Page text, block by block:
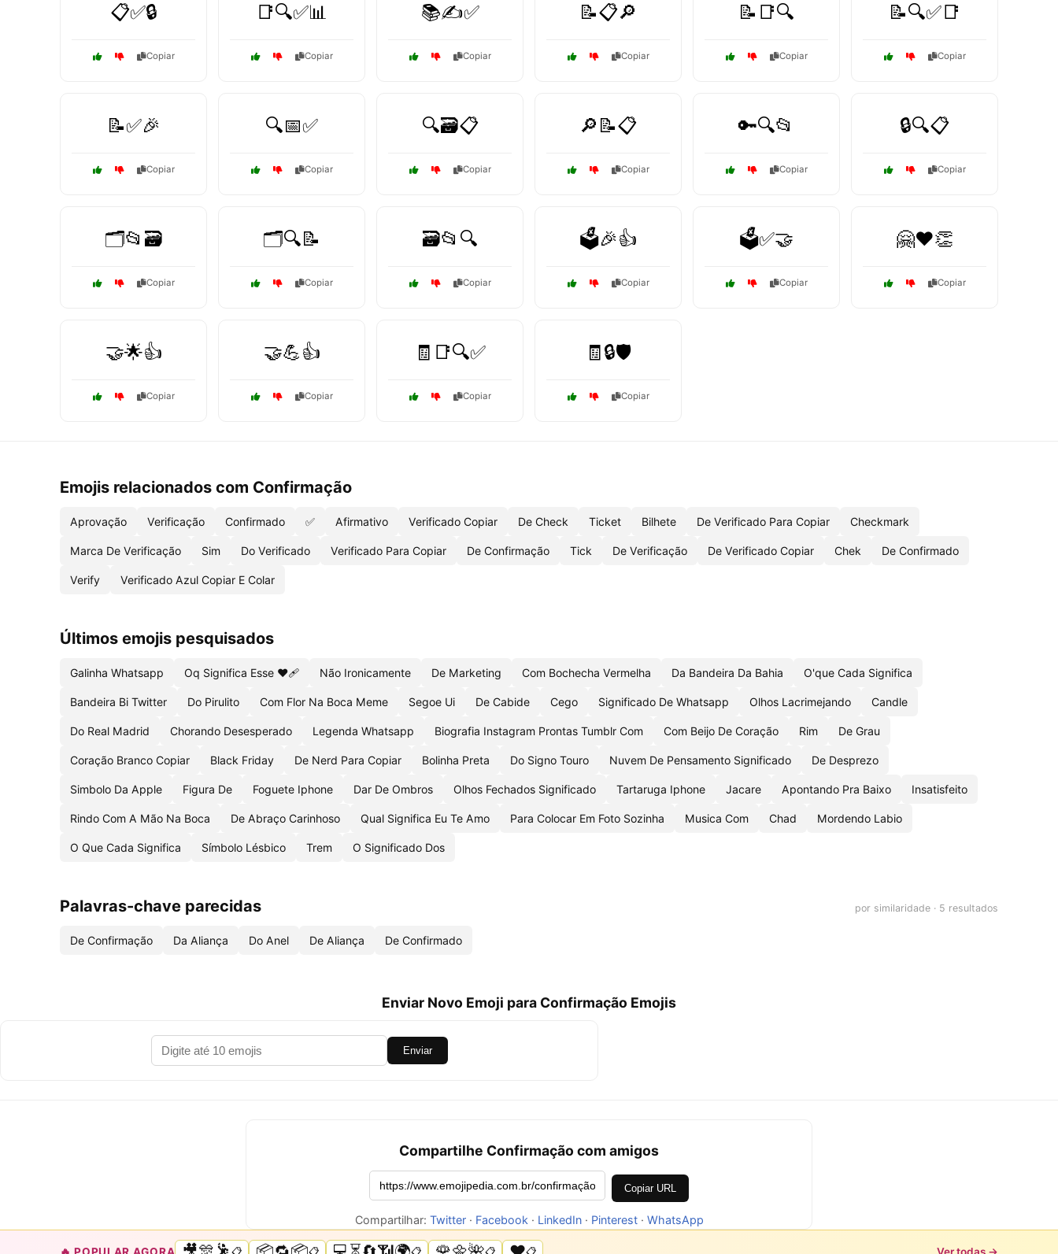
📋✅🔒
Copiar
📑🔍✅📊
Copiar
📚✍️✅
Copiar
📝📋🔎
Copiar
📝📑🔍
Copiar
📝🔍✅📑
Copiar
📝✅🎉
Copiar
🔍📅✅
Copiar
🔍🗃️📋
Copiar
🔎📝📋
Copiar
🔑🔍📂
Copiar
🔒🔍📋
Copiar
🗂️📂🗃️
Copiar
🗂️🔍📝
Copiar
🗃️📂🔍
Copiar
🗳️🎉👍
Copiar
🗳️✅🤝
Copiar
🤗❤️👏
Copiar
🤝🌟👍
Copiar
🤝💪👍
Copiar
🧾📑🔍✅
Copiar
🧾🔒🛡️
Copiar
Emojis relacionados com Confirmação
Aprovação Verificação Confirmado ✅ Afirmativo Verificado Copiar De Check Ticket Bilhete De Verificado Para Copiar Checkmark
Marca De Verificação Sim Do Verificado Verificado Para Copiar De Confirmação Tick De Verificação De Verificado Copiar Chek De Confirmado
Verify Verificado Azul Copiar E Colar
Últimos emojis pesquisados
Galinha Whatsapp Oq Significa Esse ❤️🩹 Não Ironicamente De Marketing Com Bochecha Vermelha Da Bandeira Da Bahia O'que Cada Significa
Bandeira Bi Twitter Do Pirulito Com Flor Na Boca Meme Segoe Ui De Cabide Cego Significado De Whatsapp Olhos Lacrimejando Candle
Do Real Madrid Chorando Desesperado Legenda Whatsapp Biografia Instagram Prontas Tumblr Com Com Beijo De Coração Rim De Grau
Coração Branco Copiar Black Friday De Nerd Para Copiar Bolinha Preta Do Signo Touro Nuvem De Pensamento Significado De Desprezo
Simbolo Da Apple Figura De Foguete Iphone Dar De Ombros Olhos Fechados Significado Tartaruga Iphone Jacare Apontando Pra Baixo Insatisfeito
Rindo Com A Mão Na Boca De Abraço Carinhoso Qual Significa Eu Te Amo Para Colocar Em Foto Sozinha Musica Com Chad Mordendo Labio
O Que Cada Significa Símbolo Lésbico Trem O Significado Dos
Palavras-chave parecidas por similaridade · 5 resultados
De Confirmação Da Aliança Do Anel De Aliança De Confirmado
Enviar Novo Emoji para Confirmação Emojis
Enviar
Compartilhe Confirmação com amigos
Copiar URL
Compartilhar: Twitter· Facebook · LinkedIn· Pinterest· WhatsApp
🔥 POPULAR AGORA 📋 📋 📋 📋 📋 Ver todas →